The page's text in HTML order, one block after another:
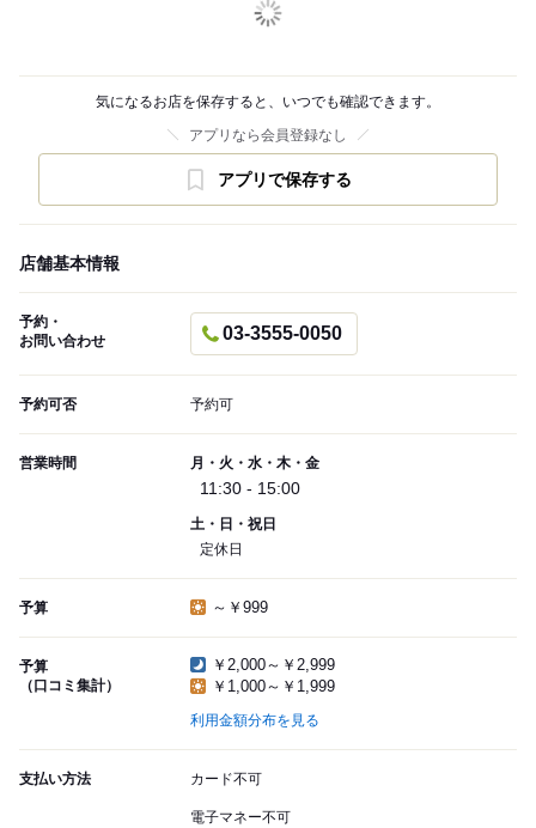
気になるお店を保存すると、いつでも確認できます。
アプリなら会員登録なし
アプリで保存する
店舗基本情報
予約・
お問い合わせ
03-3555-0050
予約可否 予約可
営業時間 月・火・水・木・金
11:30 - 15:00
土・日・祝日
定休日
予算 ～￥999
予算
（口コミ集計）
￥2,000～￥2,999
￥1,000～￥1,999
利用金額分布を見る
支払い方法 カード不可
電子マネー不可